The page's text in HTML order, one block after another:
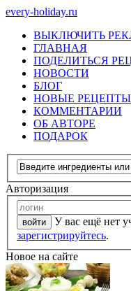
every-holiday.ru
ВЫКЛЮЧИТЬ
ГЛАВНАЯ
ПОДЕЛИТЬСЯ
НОВОСТИ
БЛОГ
НОВЫЕ РЕЦЕПТЫ
КОММЕНТАРИИ
ОБ АВТОРЕ
ПОДАРОК
Авторизация
У вас ещё нет
зарегистрируйтесь.
Новое на сайте